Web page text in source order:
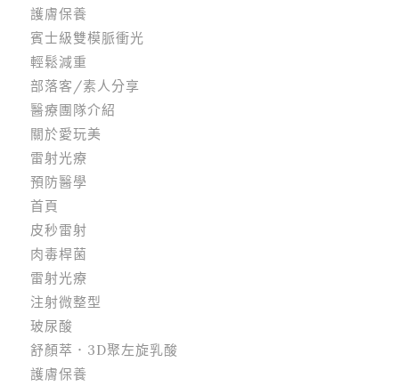
護膚保養
賓士級雙模脈衝光
輕鬆減重
部落客/素人分享
醫療團隊介紹
關於愛玩美
雷射光療
預防醫學
首頁
皮秒雷射
肉毒桿菌
雷射光療
注射微整型
玻尿酸
舒顏萃．3D聚左旋乳酸
護膚保養